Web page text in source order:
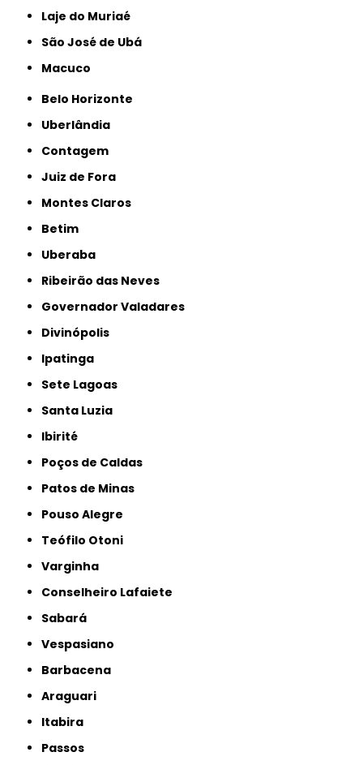
Laje do Muriaé
São José de Ubá
Macuco
Belo Horizonte
Uberlândia
Contagem
Juiz de Fora
Montes Claros
Betim
Uberaba
Ribeirão das Neves
Governador Valadares
Divinópolis
Ipatinga
Sete Lagoas
Santa Luzia
Ibirité
Poços de Caldas
Patos de Minas
Pouso Alegre
Teófilo Otoni
Varginha
Conselheiro Lafaiete
Sabará
Vespasiano
Barbacena
Araguari
Itabira
Passos